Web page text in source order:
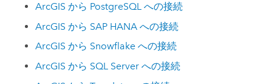
ArcGIS から PostgreSQL への接続
ArcGIS から SAP HANA への接続
ArcGIS から Snowflake への接続
ArcGIS から SQL Server への接続